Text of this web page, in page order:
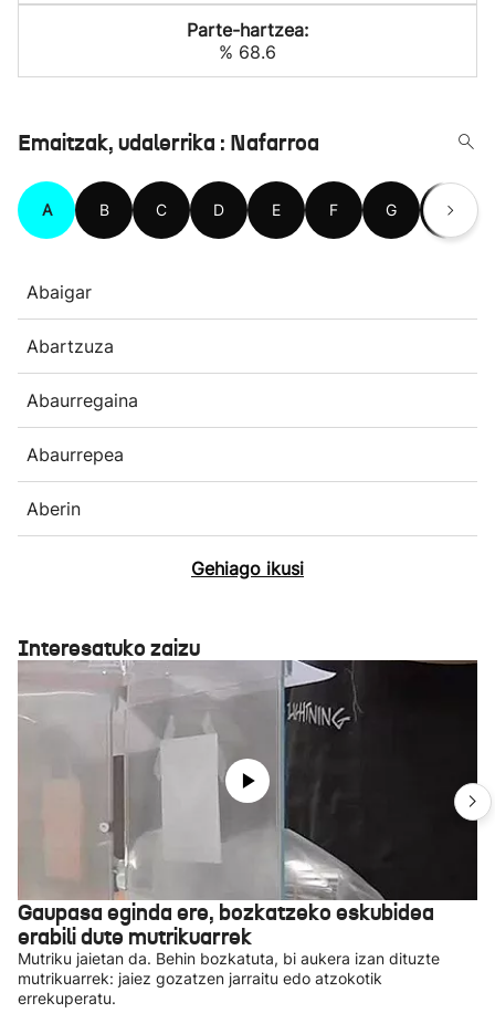
Parte-hartzea:
% 68.6
Emaitzak, udalerrika : Nafarroa
A B C D E F G H
Abaigar
Abartzuza
Abaurregaina
Abaurrepea
Aberin
Gehiago ikusi
Interesatuko zaizu
Gaupasa eginda ere, bozkatzeko eskubidea
erabili dute mutrikuarrek
Mutriku jaietan da. Behin bozkatuta, bi aukera izan dituzte
mutrikuarrek: jaiez gozatzen jarraitu edo atzokotik
errekuperatu.